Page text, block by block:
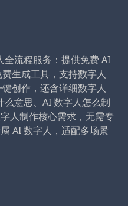
全流程服务：提供免费 AI
生成工具，支持数字人
创作，还含详细数字人
意思、AI 数字人怎么制
人制作核心需求，无需专
AI 数字人，适配多场景